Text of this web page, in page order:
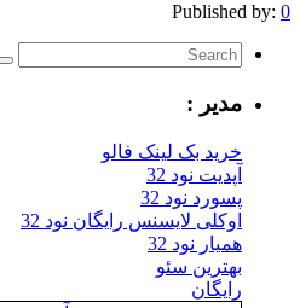
Published by: 0
مدیر :
خرید بک لینک فالو
آپدیت نود 32
پسورد نود 32
اوکلی لایسنس رایگان نود 32
همیار نود 32
بهترین سئو
رایگان